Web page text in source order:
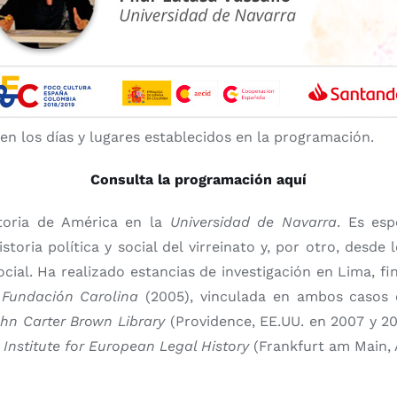
los días y lugares establecidos en la programación.
Consulta la programación aquí
de América en la Universidad de Navarra. Es
política y social del virreinato y, por otro,
Ha realizado estancias de investigación en Lima,
Fundación Carolina (2005), vinculada en ambos
Carter Brown Library(Providence, EE.UU. en 2007 y
Institute for European Legal History(Frankfurt am Main,